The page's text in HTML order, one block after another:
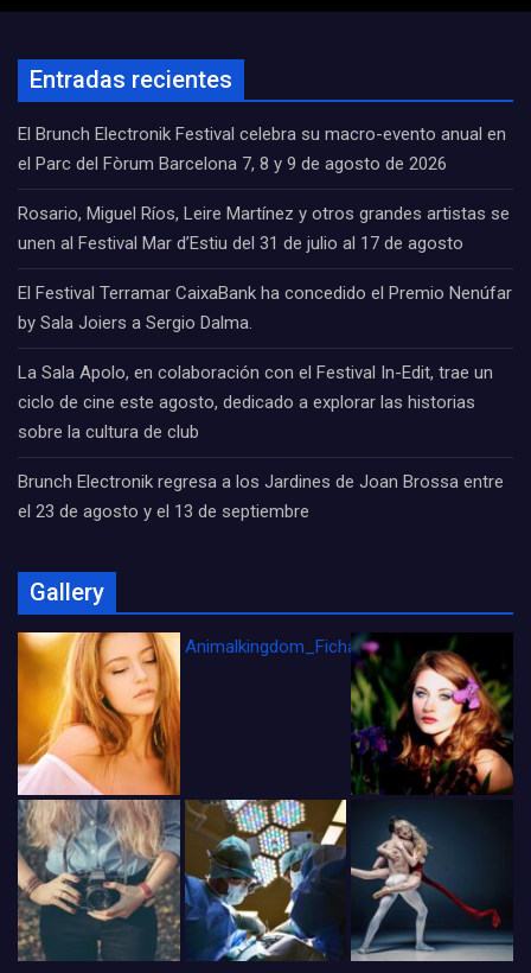
Entradas recientes
El Brunch Electronik Festival celebra su macro-evento anual en
el Parc del Fòrum Barcelona 7, 8 y 9 de agosto de 2026
Rosario, Miguel Ríos, Leire Martínez y otros grandes artistas se
unen al Festival Mar d’Estiu del 31 de julio al 17 de agosto
El Festival Terramar CaixaBank ha concedido el Premio Nenúfar
by Sala Joiers a Sergio Dalma.
La Sala Apolo, en colaboración con el Festival In-Edit, trae un
ciclo de cine este agosto, dedicado a explorar las historias
sobre la cultura de club
Brunch Electronik regresa a los Jardines de Joan Brossa entre
el 23 de agosto y el 13 de septiembre
Gallery
Animalkingdom_FichaCine